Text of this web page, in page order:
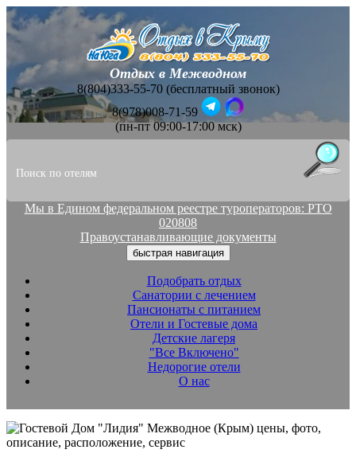
Отдых в Межводном
8(804)333-55-70 (бесплатный звонок)
8(978)008-71-59
(пн-пт 09:00-17:00 мск)
Мы в Едином федеральном реестре туроператоров: РТО
020808
Правоустанавливающие документы
быстрая навигация
Подобрать отдых
Санатории с лечением
Пансионаты с питанием
Отели и Гостевые дома
Детские лагеря
"Все Включено"
Недорогие отели
О нас